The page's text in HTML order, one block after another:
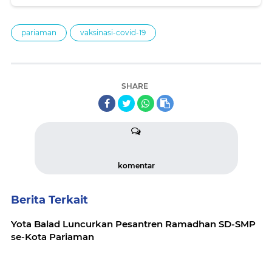
pariaman vaksinasi-covid-19
SHARE
komentar
Berita Terkait
Yota Balad Luncurkan Pesantren Ramadhan SD-SMP
se-Kota Pariaman